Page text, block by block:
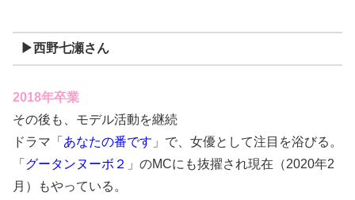
▶西野七瀬さん
2018年卒業
その後も、モデル活動を継続
ドラマ「 あなたの番です 」で、女優として注目を浴びる。
「 グータンヌーボ２ 」のMCにも抜擢され現在（2020年2
月）もやっている。